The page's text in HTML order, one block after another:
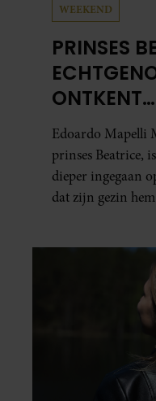
WEEKEND
PRINSES
ONTKENT
Edoardo Mapelli
prinses Beatrice,
dieper ingegaan
dat zijn gezin